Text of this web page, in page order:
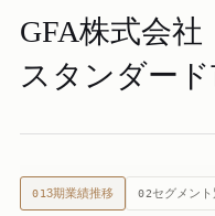
GFA株式会
スタンダード
013期業績推移 02セグメン